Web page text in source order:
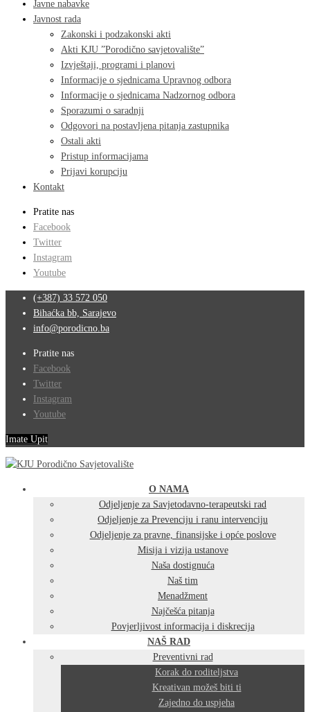
Javne nabavke
Javnost rada
Zakonski i podzakonski akti
Akti KJU ”Porodično savjetovalište”
Izvještaji, programi i planovi
Informacije o sjednicama Upravnog odbora
Informacije o sjednicama Nadzornog odbora
Sporazumi o saradnji
Odgovori na postavljena pitanja zastupnika
Ostali akti
Pristup informacijama
Prijavi korupciju
Kontakt
Pratite nas
Facebook
Twitter
Instagram
Youtube
(+387) 33 572 050
Bihaćka bb, Sarajevo
info@porodicno.ba
Pratite nas
Facebook
Twitter
Instagram
Youtube
Imate Upit
O NAMA
Odjeljenje za Savjetodavno-terapeutski rad
Odjeljenje za Prevenciju i ranu intervenciju
Odjeljenje za pravne, finansijske i opće poslove
Misija i vizija ustanove
Naša dostignuća
Naš tim
Menadžment
Najčešća pitanja
Povjerljivost informacija i diskrecija
NAŠ RAD
Preventivni rad
Korak do roditeljstva
Kreativan možeš biti ti
Zajedno do uspjeha